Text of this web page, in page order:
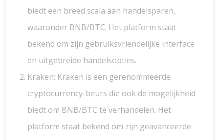
biedt een breed scala aan handelsparen,
waaronder BNB/BTC. Het platform staat
bekend om zijn gebruiksvriendelijke interface
en uitgebreide handelsopties.
Kraken: Kraken is een gerenommeerde
cryptocurrency-beurs die ook de mogelijkheid
biedt om BNB/BTC te verhandelen. Het
platform staat bekend om zijn geavanceerde